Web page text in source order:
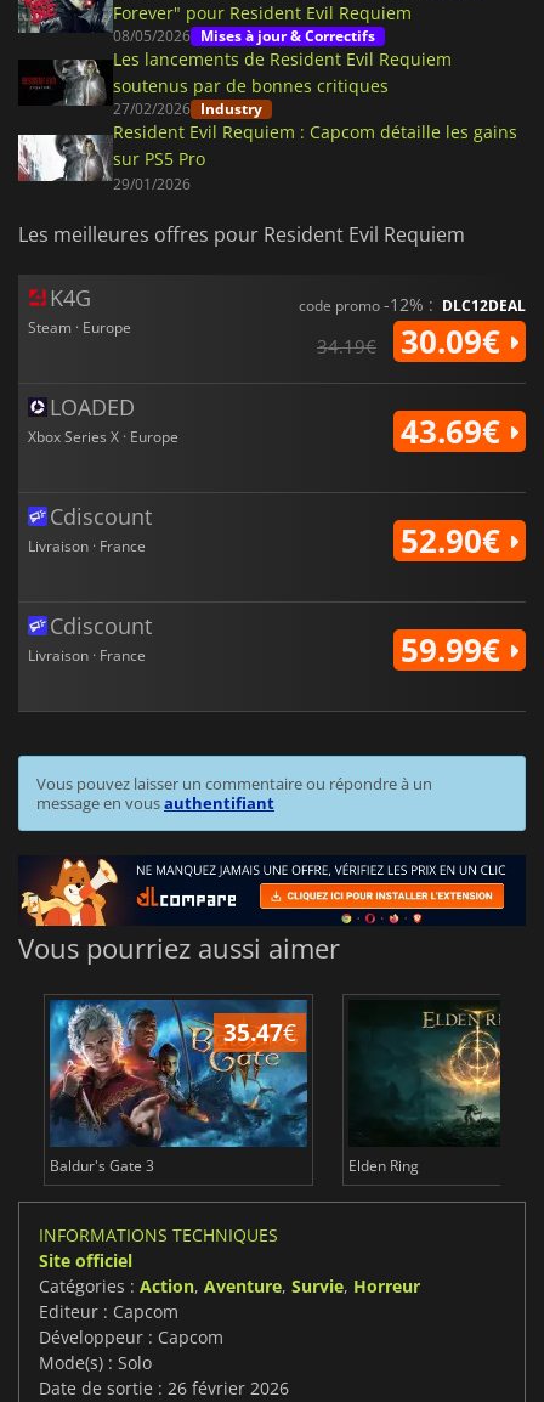
Forever" pour Resident Evil Requiem
08/05/2026 Mises à jour & Correctifs
Les lancements de Resident Evil Requiem
soutenus par de bonnes critiques
27/02/2026 Industry
Resident Evil Requiem : Capcom détaille les gains
sur PS5 Pro
29/01/2026
Les meilleures offres pour Resident Evil Requiem
K4G
Steam · Europe
code promo-12% : DLC12DEAL
34.19€ 30.09€
LOADED
Xbox Series X · Europe 43.69€
Cdiscount
Livraison · France 52.90€
Cdiscount
Livraison · France 59.99€
Vous pouvez laisser un commentaire ou répondre à un
message en vousauthentifiant
Vous pourriez aussi aimer
35.47€
Baldur's Gate 3 Elden Ring
INFORMATIONS TECHNIQUES
Site officiel
Catégories : Action, Aventure, Survie, Horreur
Editeur : Capcom
Développeur : Capcom
Mode(s) : Solo
Date de sortie : 26 février 2026